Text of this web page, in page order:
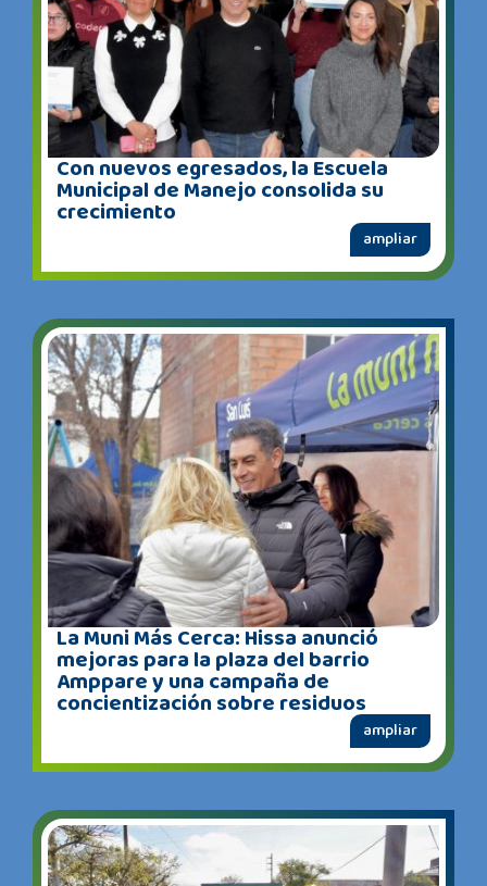
Con nuevos egresados, la Escuela
Municipal de Manejo consolida su
crecimiento
ampliar
La Muni Más Cerca: Hissa anunció
mejoras para la plaza del barrio
Amppare y una campaña de
concientización sobre residuos
ampliar